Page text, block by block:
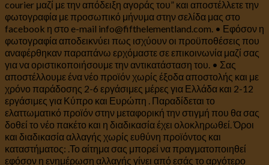
courier μαζί με την απόδειξη αγοράς του” και αποστέλλετε την
φωτογραφία με προσωπικό μήνυμα στην σελίδα μας στο
facebook η στο e-mail info@fifthelementland.com. • Εφόσον η
φωτογραφία αποδεικνύει πως ισχύουν οι προϋποθέσεις που
αναφέρθηκαν παραπάνω ερχόμαστε σε επικοινωνία μαζί σας
για να οριστικοποιήσουμε την αντικατάσταση του. • Σας
αποστέλλουμε ένα νέο προϊόν χωρίς έξοδα αποστολής και με
χρόνο παράδοσης 2-6 εργάσιμες μέρες για Ελλάδα και 2-12
εργάσιμες για Κύπρο και Ευρώπη . Παραδίδεται το
ελαττωματικό προϊόν στην μεταφορική την στιγμή που θα σας
δοθεί το νέο πακέτο και η διαδικασία έχει ολοκληρωθεί. Όροι
και διαδικασία αλλαγής χωρίς ευθύνη προϊόντος και
καταστήματος: .Το αίτημα σας μπορεί να πραγματοποιηθεί
εφόσον η ενημέρωση αλλαγής γίνει από εσάς το αργότερο